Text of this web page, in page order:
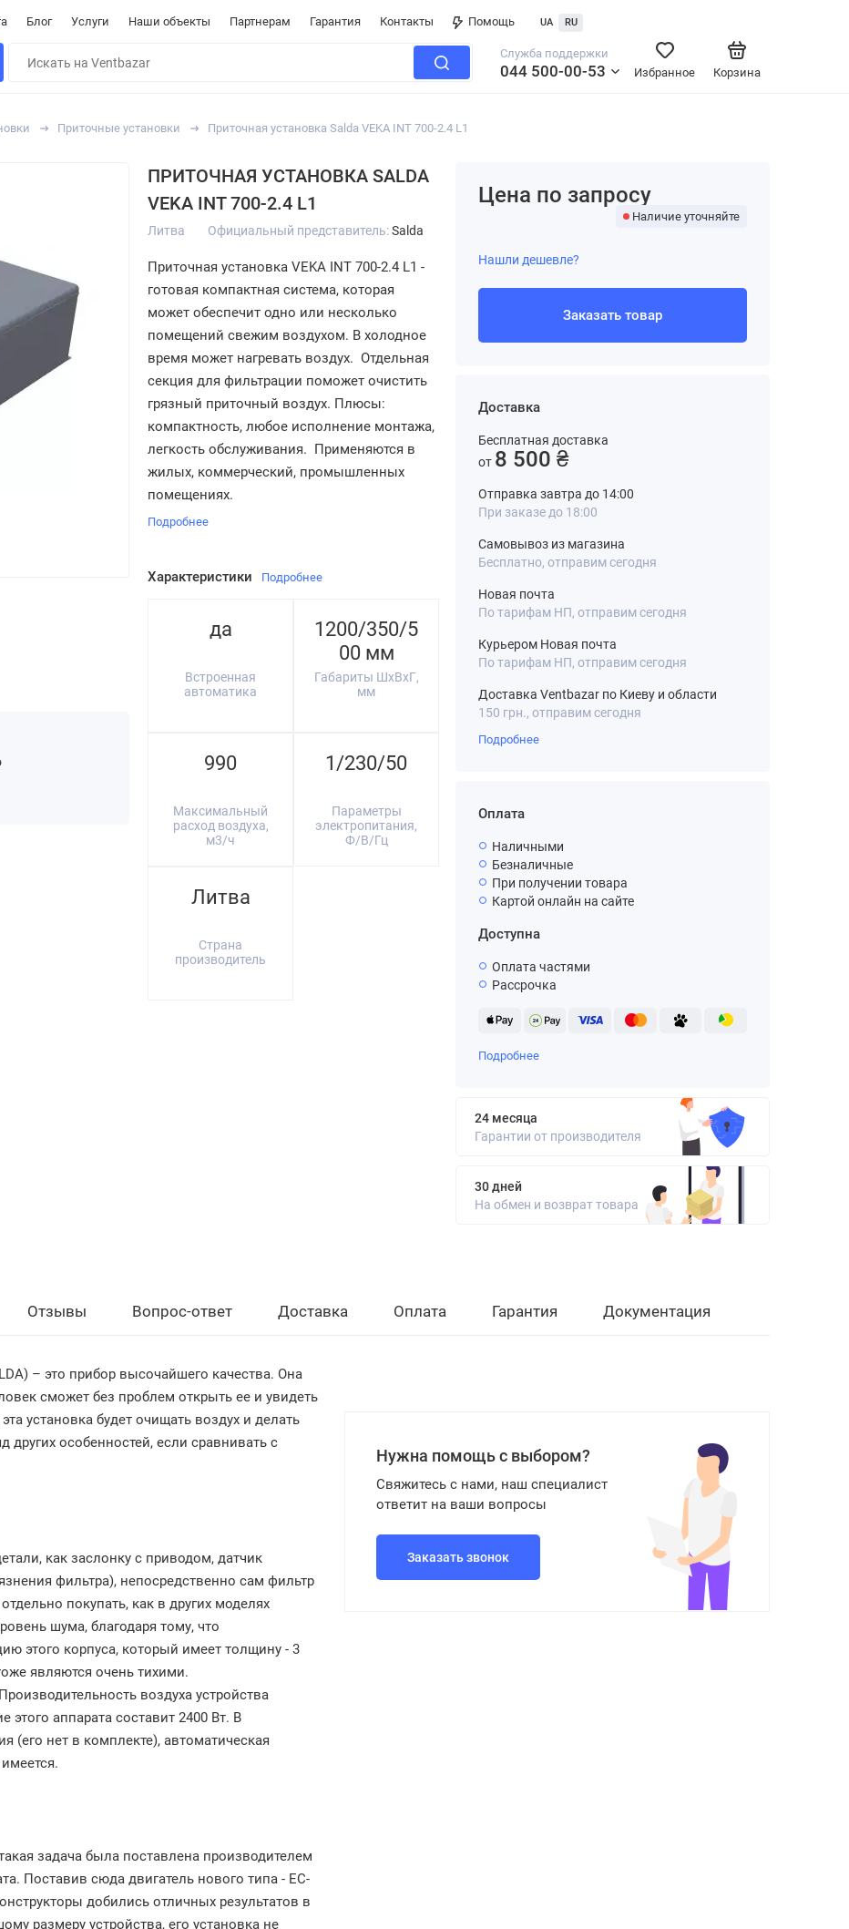
Блог Услуги Наши объекты Партнерам Гарантия Контакты Помощь UA RU
Служба поддержки
044 500-00-53 Корзина
Избранное
Приточные установки Приточная установка Salda VEKA INT 700-2.4 L1
ПРИТОЧНАЯ УСТАНОВКА SALDA
VEKA INT 700-2.4 L1
Литва Официальный представитель:Salda
Приточная установка VEKA INT 700-2.4 L1 -
готовая компактная система, которая
может обеспечит одно или несколько
помещений свежим воздухом. В холодное
время может нагревать воздух. Отдельная
секция для фильтрации поможет очистить
грязный приточный воздух. Плюсы:
компактность, любое исполнение монтажа,
легкость обслуживания. Применяются в
жилых, коммерческий, промышленных
помещениях.
Подробнее
Характеристики Подробнее
да
Встроенная
автоматика
1200/350/5
00 мм
Габариты ШхВхГ,
мм
990
Максимальный
расход воздуха,
м3/ч
1/230/50
Параметры
электропитания,
Ф/В/Гц
Литва
Страна
производитель
Цена по запросу
Наличие уточняйте
Нашли дешевле?
Заказать товар
Доставка
Бесплатная доставка
от 8 500 ₴
Отправка завтра до 14:00
При заказе до 18:00
Самовывоз из магазина
Бесплатно, отправим сегодня
Новая почта
По тарифам НП, отправим сегодня
Курьером Новая почта
По тарифам НП, отправим сегодня
Доставка Ventbazar по Киеву и области
150 грн., отправим сегодня
Подробнее
Оплата
Наличными
Безналичные
При получении товара
Картой онлайн на сайте
Доступна
Оплата частями
Рассрочка
Подробнее
24 месяца
Гарантии от производителя
30 дней
На обмен и возврат товара
Отзывы Вопрос-ответ Доставка Оплата Гарантия Документация
) – это прибор высочайшего качества. Она
сможет без проблем открыть ее и увидеть
эта установка будет очищать воздух и делать
других особенностей, если сравнивать с
, как заслонку с приводом, датчик
фильтра), непосредственно сам фильтр
отдельно покупать, как в других моделях
шума, благодаря тому, что
этого корпуса, который имеет толщину - 3
являются очень тихими.
Производительность воздуха устройства
этого аппарата составит 2400 Вт. В
(его нет в комплекте), автоматическая
имеется.
задача была поставлена производителем
Поставив сюда двигатель нового типа - ЕС-
добились отличных результатов в
размеру устройства, его установка не
Нужна помощь с выбором?
Свяжитесь с нами, наш специалист
ответит на ваши вопросы
Заказать звонок